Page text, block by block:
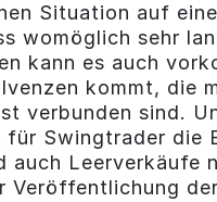
Situation auf
womöglich sehr
kann es auch
kommt, die
verbunden sind.
Swingtrader die
auch Leerverkäufe
Veröffentlichung der